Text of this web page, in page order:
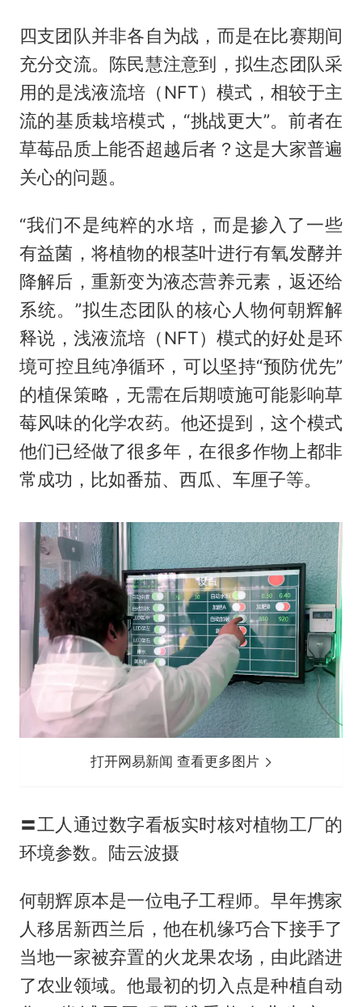
四支团队并非各自为战，而是在比赛期间
充分交流。陈民慧注意到，拟生态团队采
用的是浅液流培（NFT）模式，相较于主
流的基质栽培模式，“挑战更大”。前者在
草莓品质上能否超越后者？这是大家普遍
关心的问题。
“我们不是纯粹的水培，而是掺入了一些
有益菌，将植物的根茎叶进行有氧发酵并
降解后，重新变为液态营养元素，返还给
系统。”拟生态团队的核心人物何朝辉解
释说，浅液流培（NFT）模式的好处是环
境可控且纯净循环，可以坚持“预防优先”
的植保策略，无需在后期喷施可能影响草
莓风味的化学农药。他还提到，这个模式
他们已经做了很多年，在很多作物上都非
常成功，比如番茄、西瓜、车厘子等。
打开网易新闻 查看更多图片
〓工人通过数字看板实时核对植物工厂的
环境参数。陆云波摄
何朝辉原本是一位电子工程师。早年携家
人移居新西兰后，他在机缘巧合下接手了
当地一家被弃置的火龙果农场，由此踏进
了农业领域。他最初的切入点是种植自动